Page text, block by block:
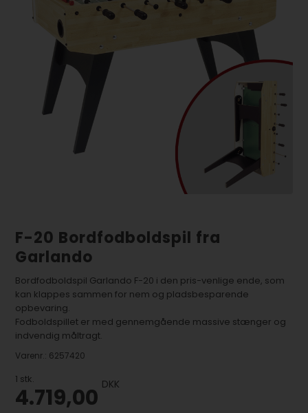
F-20 Bordfodboldspil fra
Garlando
Bordfodboldspil Garlando F-20 i den pris-venlige ende, som
kan klappes sammen for nem og pladsbesparende
opbevaring.
Fodboldspillet er med gennemgående massive stænger og
indvendig måltragt.
Varenr.: 6257420
1 stk.
4.719,00 DKK